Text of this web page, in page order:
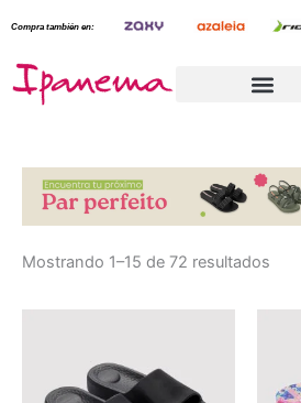
contenido
Compra también en:
Mostrando 1–15 de 72 resultados
by
latest